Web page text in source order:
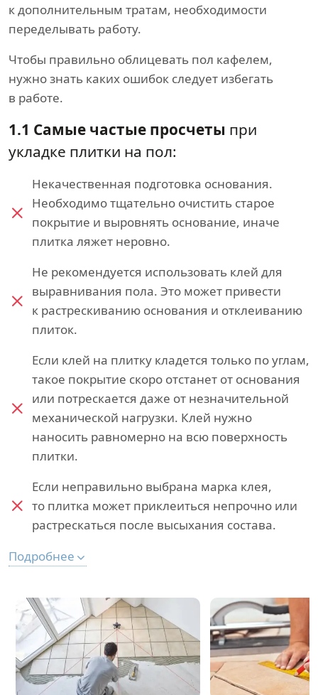
к дополнительным тратам, необходимости
переделывать работу.
Чтобы правильно облицевать пол кафелем,
нужно знать каких ошибок следует избегать
в работе.
1.1 Самые частые просчеты при
укладке плитки на пол:
Некачественная подготовка основания.
Необходимо тщательно очистить старое
покрытие и выровнять основание, иначе
плитка ляжет неровно.
Не рекомендуется использовать клей для
выравнивания пола. Это может привести
к растрескиванию основания и отклеиванию
плиток.
Если клей на плитку кладется только по углам,
такое покрытие скоро отстанет от основания
или потрескается даже от незначительной
механической нагрузки. Клей нужно
наносить равномерно на всю поверхность
плитки.
Если неправильно выбрана марка клея,
то плитка может приклеиться непрочно или
растрескаться после высыхания состава.
Подробнее